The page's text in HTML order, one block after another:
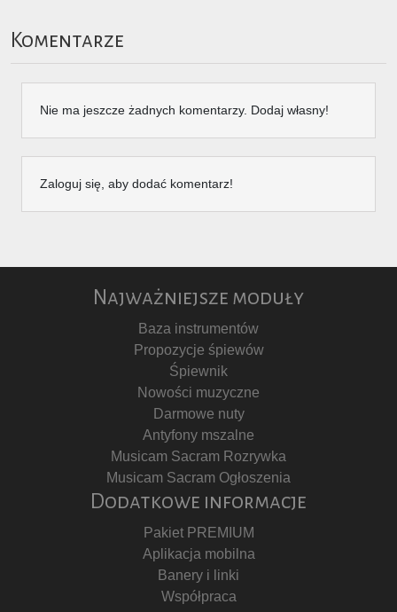
Komentarze
Nie ma jeszcze żadnych komentarzy. Dodaj własny!
Zaloguj się, aby dodać komentarz!
Najważniejsze moduły
Baza instrumentów
Propozycje śpiewów
Śpiewnik
Nowości muzyczne
Darmowe nuty
Antyfony mszalne
Musicam Sacram Rozrywka
Musicam Sacram Ogłoszenia
Dodatkowe informacje
Pakiet PREMIUM
Aplikacja mobilna
Banery i linki
Współpraca